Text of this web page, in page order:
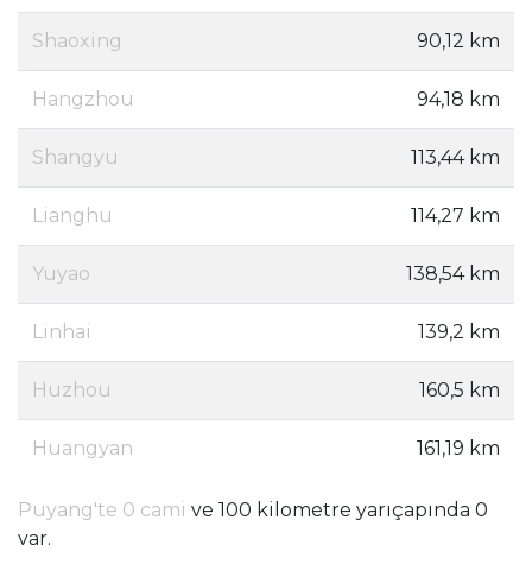
Shaoxing 90,12 km
Hangzhou 94,18 km
Shangyu 113,44 km
Lianghu 114,27 km
Yuyao 138,54 km
Linhai 139,2 km
Huzhou 160,5 km
Huangyan 161,19 km
Puyang'te 0 cami ve 100 kilometre yarıçapında 0
var.